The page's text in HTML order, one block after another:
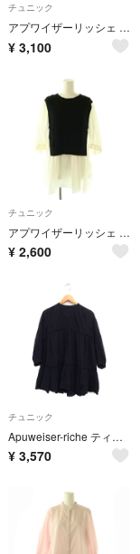
チュニック
アプワイザーリッシェ チュニック ニット オフショルダー 長袖 2 M グレー
¥ 3,100
チュニック
アプワイザーリッシェ ベストドッキングチュニック 七分袖 2 ブラック
¥ 2,600
チュニック
Apuweiser-riche ティアード チュニック 7分袖 バンドカラー 黒
¥ 3,570